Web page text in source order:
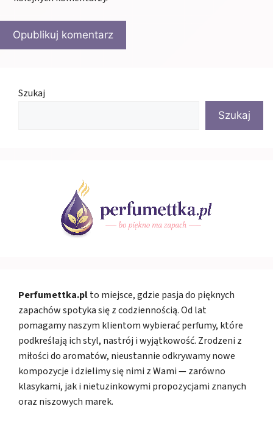
Szukaj
Szukaj
Perfumettka.plto miejsce, gdzie pasja do pięknych
zapachów spotyka się z codziennością. Od lat
pomagamy naszym klientom wybierać perfumy, które
podkreślają ich styl, nastrój i wyjątkowość. Zrodzeni z
miłości do aromatów, nieustannie odkrywamy nowe
kompozycje i dzielimy się nimi z Wami — zarówno
klasykami, jak i nietuzinkowymi propozycjami znanych
oraz niszowych marek.